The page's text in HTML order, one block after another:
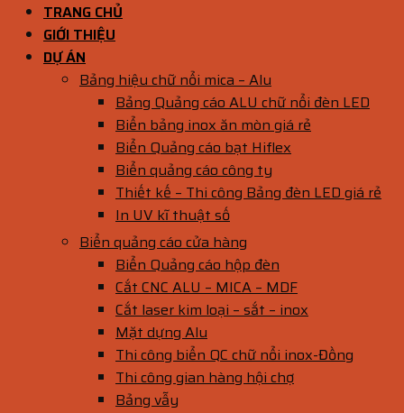
TRANG CHỦ
GIỚI THIỆU
DỰ ÁN
Bảng hiệu chữ nổi mica – Alu
Bảng Quảng cáo ALU chữ nổi đèn LED
Biển bảng inox ăn mòn giá rẻ
Biển Quảng cáo bạt Hiflex
Biển quảng cáo công ty
Thiết kế – Thi công Bảng đèn LED giá rẻ
In UV kĩ thuật số
Biển quảng cáo cửa hàng
Biển Quảng cáo hộp đèn
Cắt CNC ALU – MICA – MDF
Cắt laser kim loại – sắt – inox
Mặt dựng Alu
Thi công biển QC chữ nổi inox-Đồng
Thi công gian hàng hội chợ
Bảng vẫy